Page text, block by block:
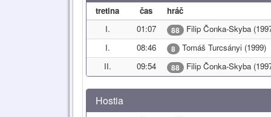
tretina čas
hráč
I.
01:07 88
Filip Čonka-Skyba
I.
08:46 8
Tomáš Turcsányi (1999)
II.
09:54 88 Filip Čonka-Skyba
Hostia